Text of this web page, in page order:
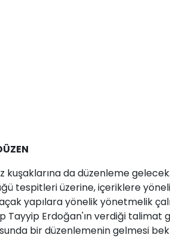
kuşaklarına da düzenleme
tespitleri üzerine, içeriklere
yapılara yönelik yönetmelik
Tayyip Erdoğan'ın verdiği talimat
bir düzenlemenin gelmesi